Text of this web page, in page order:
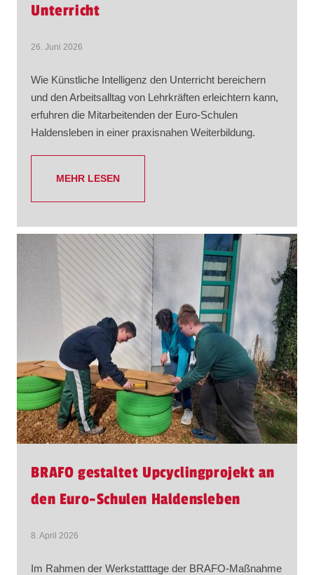
Unterricht
26. Juni 2026
Wie Künstliche Intelligenz den Unterricht bereichern
und den Arbeitsalltag von Lehrkräften erleichtern kann,
erfuhren die Mitarbeitenden der Euro-Schulen
Haldensleben in einer praxisnahen Weiterbildung.
MEHR LESEN
BRAFO gestaltet Upcyclingprojekt an
den Euro-Schulen Haldensleben
8. April 2026
Im Rahmen der Werkstatttage der BRAFO-Maßnahme